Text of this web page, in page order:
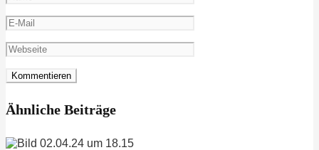
Ähnliche Beiträge